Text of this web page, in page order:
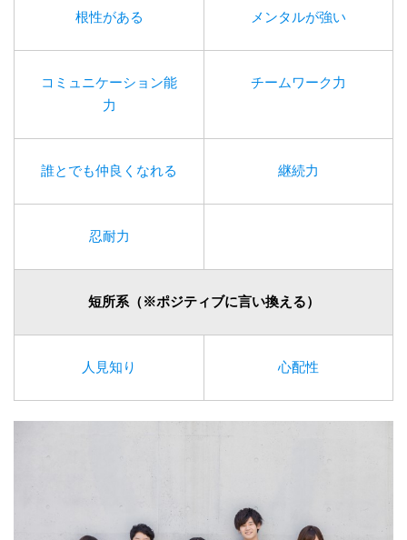
根性がある メンタルが強い
コミュニケーション能
力
チームワーク力
誰とでも仲良くなれる 継続力
忍耐力
短所系（※ポジティブに言い換える）
人見知り 心配性